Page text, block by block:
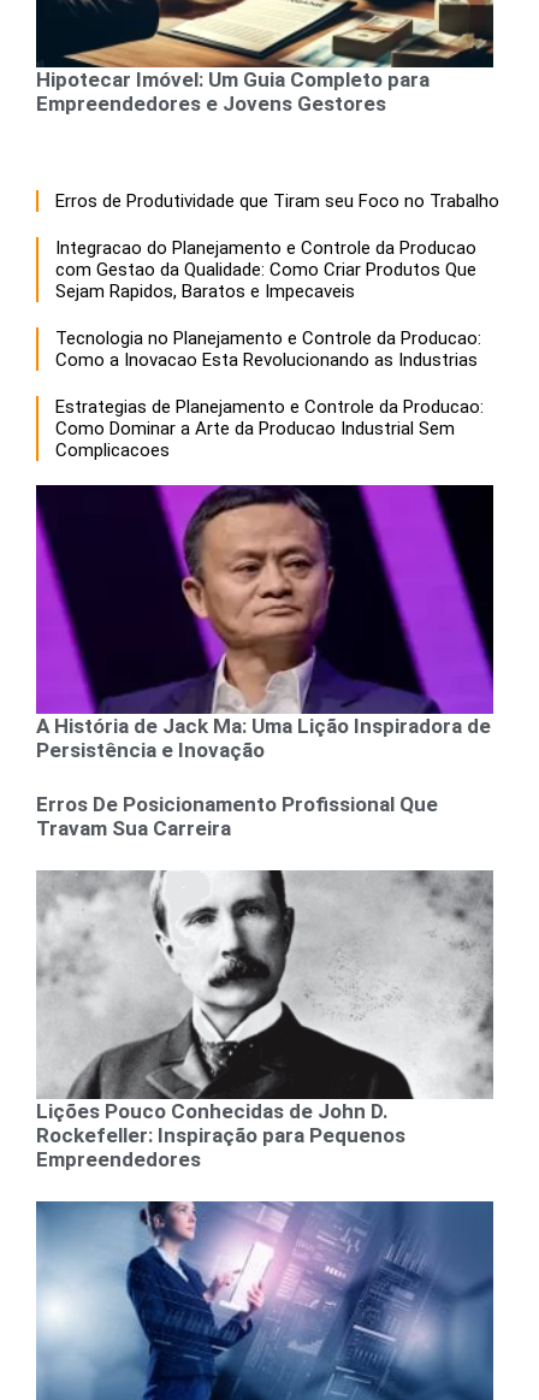
Hipotecar Imóvel: Um Guia Completo para
Empreendedores e Jovens Gestores
Erros de Produtividade que Tiram seu Foco no Trabalho
Integracao do Planejamento e Controle da Producao
com Gestao da Qualidade: Como Criar Produtos Que
Sejam Rapidos, Baratos e Impecaveis
Tecnologia no Planejamento e Controle da Producao:
Como a Inovacao Esta Revolucionando as Industrias
Estrategias de Planejamento e Controle da Producao:
Como Dominar a Arte da Producao Industrial Sem
Complicacoes
A História de Jack Ma: Uma Lição Inspiradora de
Persistência e Inovação
Erros De Posicionamento Profissional Que
Travam Sua Carreira
Lições Pouco Conhecidas de John D.
Rockefeller: Inspiração para Pequenos
Empreendedores